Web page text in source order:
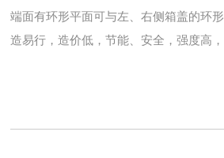
端面有环形平面可与左、右侧箱盖的环
造易行，造价低，节能、安全，强度高